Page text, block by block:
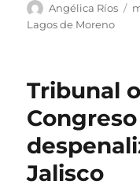
A
u
Angélica Ríos
P
c
d
o
e
Lagos de Moreno
Tribunal
Jalisco